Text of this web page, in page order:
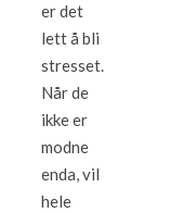
er det
lett å bli
stresset.
Når de
ikke er
modne
enda, vil
hele